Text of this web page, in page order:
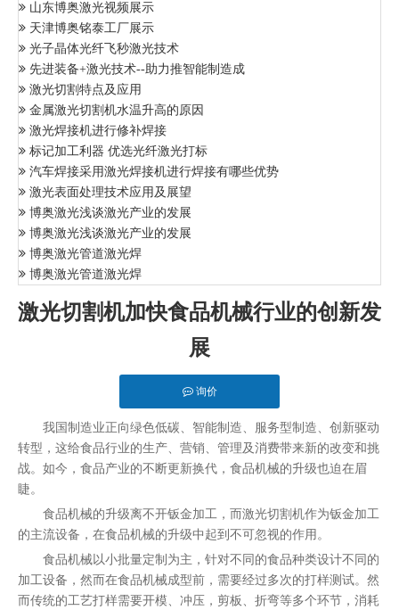
山东博奥激光视频展示
天津博奥铭泰工厂展示
光子晶体光纤飞秒激光技术
先进装备+激光技术--助力推智能制造成
激光切割特点及应用
金属激光切割机水温升高的原因
激光焊接机进行修补焊接
标记加工利器 优选光纤激光打标
汽车焊接采用激光焊接机进行焊接有哪些优势
激光表面处理技术应用及展望
博奥激光浅谈激光产业的发展
博奥激光浅谈激光产业的发展
博奥激光管道激光焊
博奥激光管道激光焊
激光切割机加快食品机械行业的创新发
展
询价
我国制造业正向绿色低碳、智能制造、服务型制造、创新驱动
转型，这给食品行业的生产、营销、管理及消费带来新的改变和挑
战。如今，食品产业的不断更新换代，食品机械的升级也迫在眉
睫。
食品机械的升级离不开钣金加工，而激光切割机作为钣金加工
的主流设备，在食品机械的升级中起到不可忽视的作用。
食品机械以小批量定制为主，针对不同的食品种类设计不同的
加工设备，然而在食品机械成型前，需要经过多次的打样测试。然
而传统的工艺打样需要开模、冲压，剪板、折弯等多个环节，消耗